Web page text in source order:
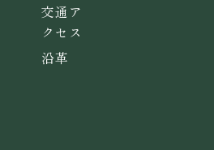
交通ア
クセス
沿革